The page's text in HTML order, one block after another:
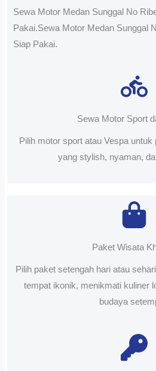
Sewa Motor Medan Sunggal No
Pakai.Sewa Motor Medan Sunggal
Siap Pakai.
Sewa Motor Sport
Pilih motor sport atau Vespa
yang stylish, nyaman,
Paket Wisata
Pilih paket setengah hari atau
tempat ikonik, menikmati kuliner
budaya